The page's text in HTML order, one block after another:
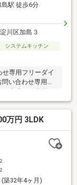
島駅 徒歩6分
川区加島３
システムキッチン
専用フリーダイ
い合わせ専用フ
【東宝ハウス江
を一生涯無料で
る無理のない返済
（3）当社提携銀
き住宅ローン
険、引越費用の割
万円 3LDK
2
2
(築32年4ヶ月)